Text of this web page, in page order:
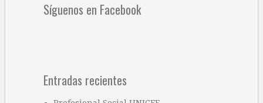
Síguenos en Facebook
Entradas recientes